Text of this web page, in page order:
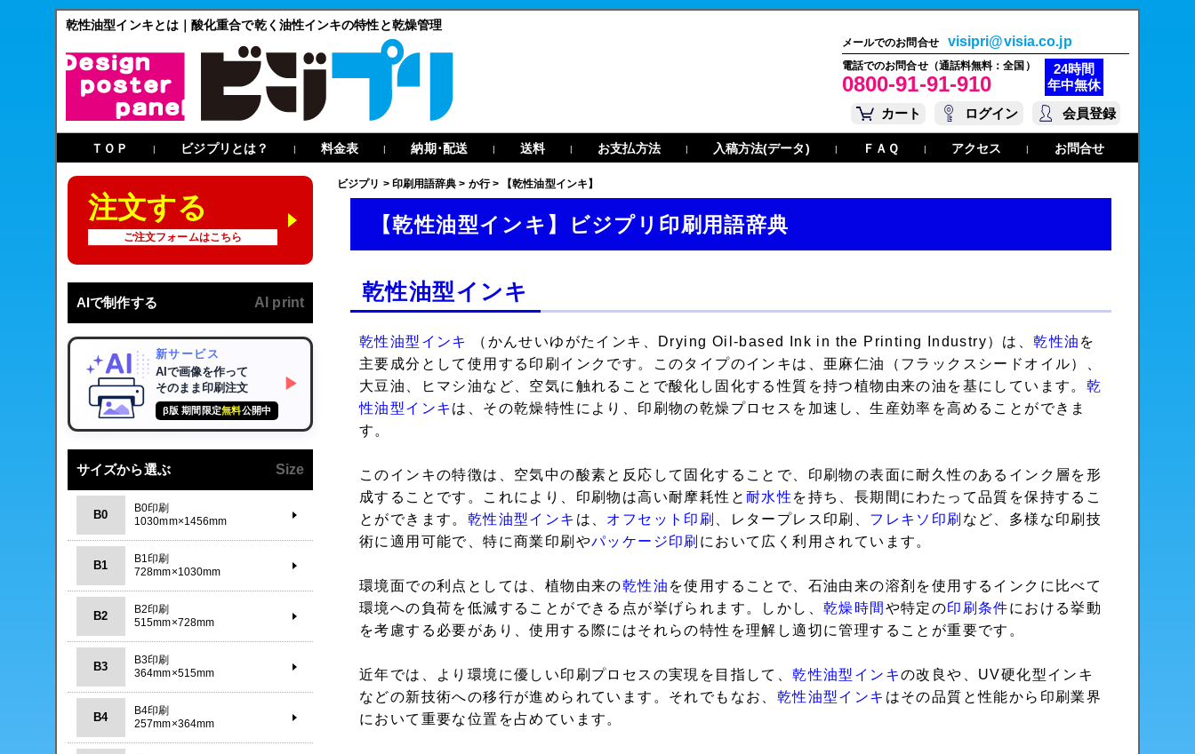
乾性油型インキとは｜酸化重合で乾く油性インキの特性と乾燥管理
メールでのお問合せ visipri@visia.co.jp
電話でのお問合せ（通話料無料：全国）
0800-91-91-910
24時間
年中無休
カート
ログイン 会員登録
ＴＯＰ | ビジプリとは？ | 料金表 | 納期･配送 | 送料 | お支払方法 | 入稿方法(データ) | ＦＡＱ | アクセス | お問合せ
ビジプリ > 印刷用語辞典 > か行> 【乾性油型インキ】
【乾性油型インキ】ビジプリ印刷用語辞典
乾性油型インキ
乾性油型インキ （かんせいゆがたインキ、Drying Oil-based Ink in the Printing Industry）は、乾性油 を
主要成分として使用する印刷インクです。このタイプのインキは、亜麻仁油（フラックスシードオイル）、
大豆油、ヒマシ油など、空気に触れることで酸化し固化する性質を持つ植物由来の油を基にしています。 乾
性油型インキ は、その乾燥特性により、印刷物の乾燥プロセスを加速し、生産効率を高めることができま
す。
このインキの特徴は、空気中の酸素と反応して固化することで、印刷物の表面に耐久性のあるインク層を形
成することです。これにより、印刷物は高い耐摩耗性と 耐水性 を持ち、長期間にわたって品質を保持するこ
とができます。 乾性油型インキ は、 オフセット印刷 、レタープレス印刷、 フレキソ印刷 など、多様な印刷技
術に適用可能で、特に商業印刷やパッケージ印刷 において広く利用されています。
環境面での利点としては、植物由来の乾性油 を使用することで、石油由来の溶剤を使用するインクに比べて
環境への負荷を低減することができる点が挙げられます。しかし、 乾燥時間 や特定の印刷条件における挙動
を考慮する必要があり、使用する際にはそれらの特性を理解し適切に管理することが重要です。
近年では、より環境に優しい印刷プロセスの実現を目指して、乾性油型インキの改良や、UV硬化型インキ
などの新技術への移行が進められています。それでもなお、 乾性油型インキ はその品質と性能から印刷業界
において重要な位置を占めています。
注文する
ご注文フォームはこちら
AIで制作する AI print
新サービス
AIで画像を作って
そのまま印刷注文
β版 期間限定無料公開中
▶
サイズから選ぶ Size
B0
B0印刷
1030mm×1456mm
B1
B1印刷
728mm×1030mm
B2
B2印刷
515mm×728mm
B3
B3印刷
364mm×515mm
B4
B4印刷
257mm×364mm